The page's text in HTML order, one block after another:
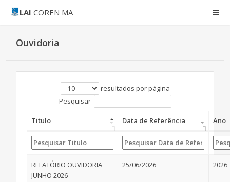
LAI COREN MA
Ouvidoria
resultados por página
Pesquisar
Titulo Data de Referência Ano
RELATÓRIO OUVIDORIA
JUNHO 2026
25/06/2026 2026